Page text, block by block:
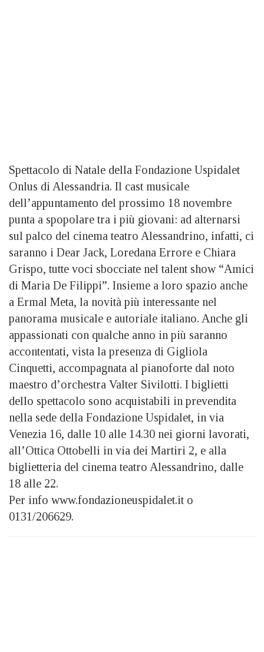
Spettacolo di Natale della Fondazione Uspidalet
Onlus di Alessandria. Il cast musicale
dell’appuntamento del prossimo 18 novembre
punta a spopolare tra i più giovani: ad alternarsi
sul palco del cinema teatro Alessandrino, infatti, ci
saranno i Dear Jack, Loredana Errore e Chiara
Grispo, tutte voci sbocciate nel talent show “Amici
di Maria De Filippi”. Insieme a loro spazio anche
a Ermal Meta, la novità più interessante nel
panorama musicale e autoriale italiano. Anche gli
appassionati con qualche anno in più saranno
accontentati, vista la presenza di Gigliola
Cinquetti, accompagnata al pianoforte dal noto
maestro d’orchestra Valter Sivilotti. I biglietti
dello spettacolo sono acquistabili in prevendita
nella sede della Fondazione Uspidalet, in via
Venezia 16, dalle 10 alle 14.30 nei giorni lavorati,
all’Ottica Ottobelli in via dei Martiri 2, e alla
biglietteria del cinema teatro Alessandrino, dalle
18 alle 22.
Per info www.fondazioneuspidalet.it o
0131/206629.